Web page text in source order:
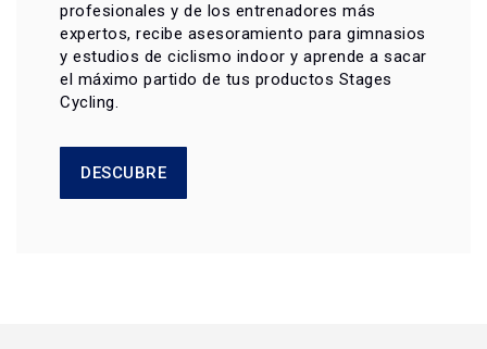
profesionales y de los entrenadores más
expertos, recibe asesoramiento para gimnasios
y estudios de ciclismo indoor y aprende a sacar
el máximo partido de tus productos Stages
Cycling.
DESCUBRE